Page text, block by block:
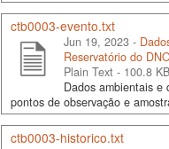
ctb0003-evento.txt
Jun 19, 2023 -
Reservatório do
Plain Text - 100.8
Dados ambientais e
pontos de observação e
ctb0003-historico.txt